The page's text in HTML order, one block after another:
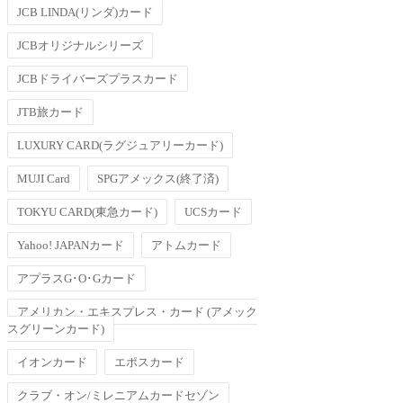
JCB LINDA(リンダ)カード
JCBオリジナルシリーズ
JCBドライバーズプラスカード
JTB旅カード
LUXURY CARD(ラグジュアリーカード)
MUJI Card SPGアメックス(終了済)
TOKYU CARD(東急カード) UCSカード
Yahoo! JAPANカード アトムカード
アプラスG･O･Gカード
アメリカン・エキスプレス・カード (アメック
スグリーンカード)
イオンカード エポスカード
クラブ・オン/ミレニアムカードセゾン